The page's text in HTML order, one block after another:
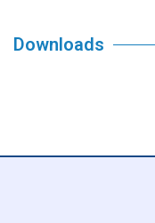
Downloads